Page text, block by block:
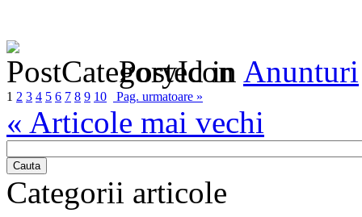
Posted in Anunturi
1 2 3 4 5 6 7 8 9 10 Pag. urmatoare »
« Articole mai vechi
Cauta
Categorii articole